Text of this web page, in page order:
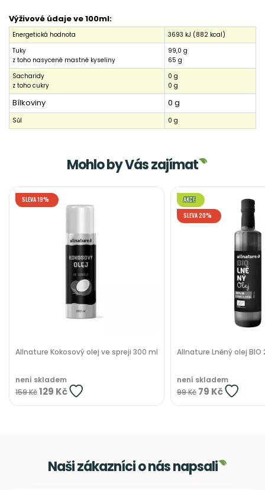
Výživové údaje ve 100ml:
Energetická hodnota
3693 kJ (882 kcal)
Tuky
z toho nasycené mastné kyseliny
99,0 g
65 g
Sacharidy
z toho cukry
0 g
0 g
Bílkoviny 0 g
Sůl 0 g
Mohlo by Vás zajímat
SLEVA 19%
Allnature Kokosový olej ve spreji 300 ml
není skladem
159 Kč129 Kč
AKCE
SLEVA 20%
Allnature Lněný olej BIO
není skladem
99 Kč 79 Kč
Naši zákazníci o nás napsali